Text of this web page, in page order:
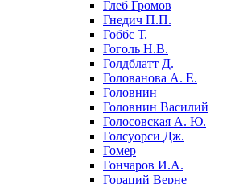
Глеб Громов
Гнедич П.П.
Гоббс Т.
Гоголь Н.В.
Голдблатт Д.
Голованова А. Е.
Головнин
Головнин Василий
Голосовская А. Ю.
Голсуорси Дж.
Гомер
Гончаров И.А.
Гораций Верне